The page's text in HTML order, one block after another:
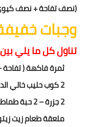
(نصف تفاحة + نصف
وجبات
تناول كل ما يلي
ثمرة فاكهة(
2 كوب حليب خالي الدسم "إن لم تتناولهم مع الوجبات"
2 جزرة – 2 حبة طماطم – 2 حبة بصل – 1 حبة باذنجان
ملعقة طعام زيت زيتون أو 60